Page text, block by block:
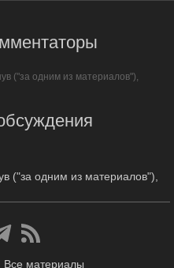
("за одним из материалов"),
("за одним из материалов"),
Все материалы